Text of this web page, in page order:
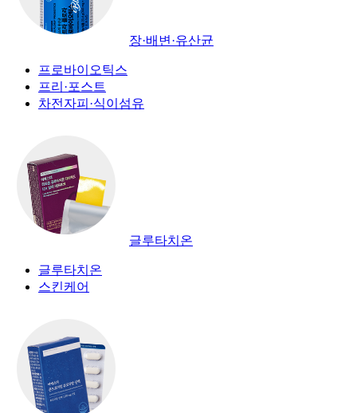
장·배변·유산균
프로바이오틱스
프리·포스트
차전자피·식이섬유
글루타치온
글루타치온
스킨케어